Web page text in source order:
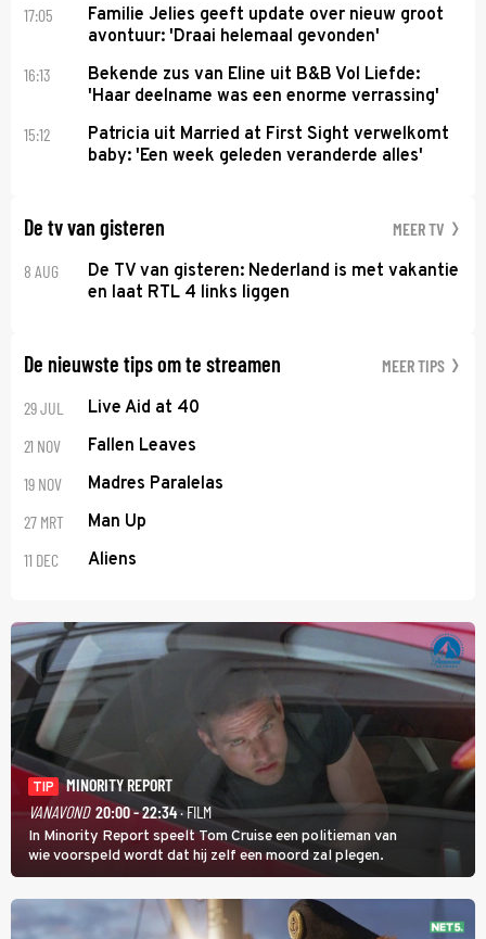
17:05
Familie Jelies geeft update over nieuw groot
avontuur: 'Draai helemaal gevonden'
16:13
Bekende zus van Eline uit B&B Vol Liefde:
'Haar deelname was een enorme verrassing'
15:12
Patricia uit Married at First Sight verwelkomt
baby: 'Een week geleden veranderde alles'
De tv van gisteren MEER TV
8 AUG
De TV van gisteren: Nederland is met vakantie
en laat RTL 4 links liggen
De nieuwste tips om te streamen MEER TIPS
29 JUL Live Aid at 40
21 NOV Fallen Leaves
19 NOV Madres Paralelas
27 MRT Man Up
11 DEC Aliens
TIP
MINORITY REPORT
VANAVOND 20:00 - 22:34· FILM
In Minority Report speelt Tom Cruise een politieman van
wie voorspeld wordt dat hij zelf een moord zal plegen.